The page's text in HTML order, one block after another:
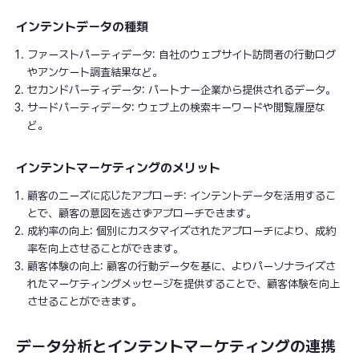
インテントデータの種類
ファーストパーティデータ: 自社のウェブサイト訪問者の行動ログ
やアンケート調査結果など。
セカンドパーティデータ: パートナー企業から提供されるデータ。
サードパーティデータ: ウェブ上の検索キーワードや閲覧履歴な
ど。
インテントマーケティングのメリット
顧客のニーズに応じたアプローチ: インテントデータを活用するこ
とで、顧客の意図を逃さずアプローチできます。
成約率の向上: 個別にカスタマイズされたアプローチにより、成約
率を向上させることができます。
顧客体験の向上: 顧客の行動データを基に、よりパーソナライズさ
れたマーケティングメッセージを提供することで、顧客体験を向上
させることができます。
データ分析とインテントマーケティングの連携